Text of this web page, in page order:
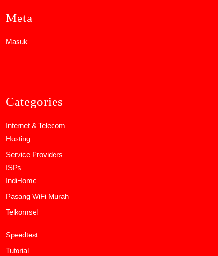
Meta
Masuk
Categories
Internet & Telecom
Hosting
Service Providers
ISPs
IndiHome
Pasang WiFi Murah
Telkomsel
Speedtest
Tutorial